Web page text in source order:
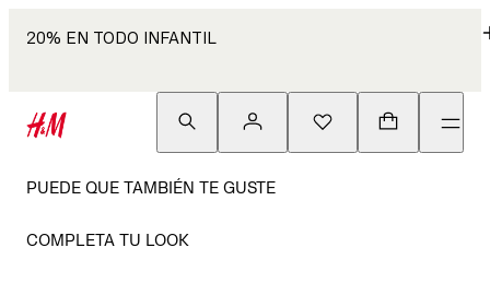
20% EN TODO INFANTIL
PUEDE QUE TAMBIÉN TE GUSTE
COMPLETA TU LOOK